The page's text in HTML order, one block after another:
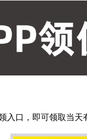
入口，即可领取当